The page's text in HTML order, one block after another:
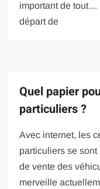
important de tout…
départ de
Quel papier
particuliers ?
Avec internet, les
particuliers se
de vente des
merveille